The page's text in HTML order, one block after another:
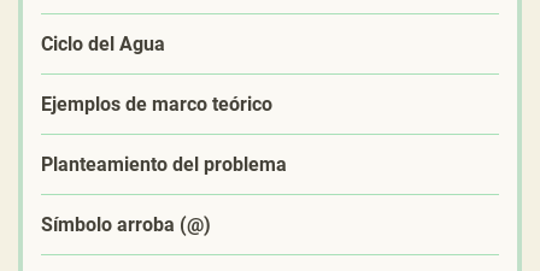
Ciclo del Agua
Ejemplos de marco teórico
Planteamiento del problema
Símbolo arroba (@)